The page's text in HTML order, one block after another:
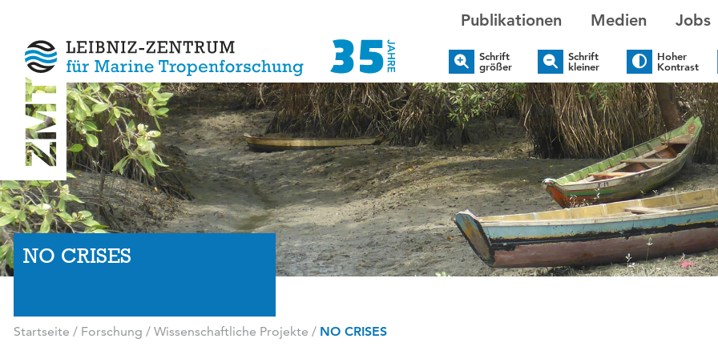
Publikationen Medien Jobs
Schrift
größer
Schrift
kleiner
Hoher
Kontrast
NO CRISES
Startseite / Forschung / Wissenschaftliche Projekte / NO CRISES